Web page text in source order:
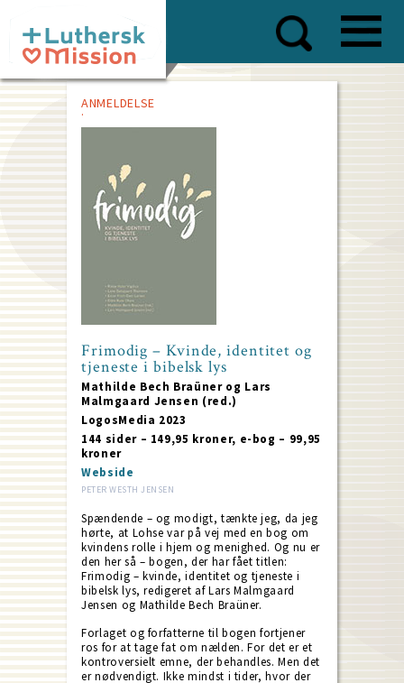
main
content
ANMELDELSE
Frimodig – Kvinde, identitet og
tjeneste i bibelsk lys
Mathilde Bech Braüner og Lars
Malmgaard Jensen (red.)
LogosMedia 2023
144 sider – 149,95 kroner, e-bog – 99,95
kroner
Webside
PETER WESTH JENSEN
Spændende – og modigt, tænkte jeg, da jeg
hørte, at Lohse var på vej med en bog om
kvindens rolle i hjem og menighed. Og nu er
den her så – bogen, der har fået titlen:
Frimodig – kvinde, identitet og tjeneste i
bibelsk lys, redigeret af Lars Malmgaard
Jensen og Mathilde Bech Braüner.
Forlaget og forfatterne til bogen fortjener
ros for at tage fat om nælden. For det er et
kontroversielt emne, der behandles. Men det
er nødvendigt. Ikke mindst i tider, hvor der